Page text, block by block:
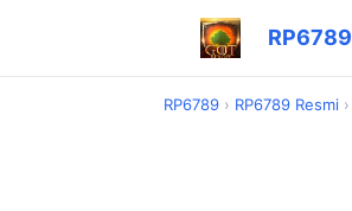
RP6789
RP6789 › RP6789 Resmi ›